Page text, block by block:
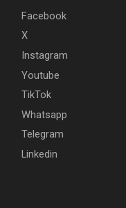
Facebook
X
Instagram
Youtube
TikTok
Whatsapp
Telegram
Linkedin